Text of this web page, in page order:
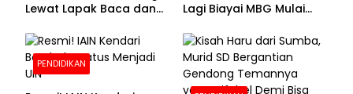
Lewat Lapak Baca dan
Lagi Biayai MBG Mulai
PENDIDIKAN